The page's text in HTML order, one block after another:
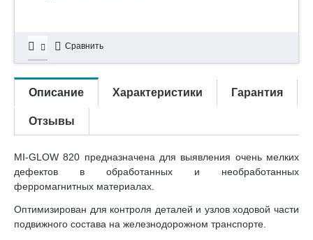
Сравнить
Описание Характеристики Гарантия
Отзывы
MI-GLOW 820 предназначена для выявления очень мелких
дефектов в обработанных и необработанных
ферромагнитных материалах.
Оптимизирован для контроля деталей и узлов ходовой части
подвижного состава на железнодорожном транспорте.